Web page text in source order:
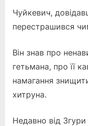
Чуйкевич,
перестрашився
Він знав про
гетьмана, про її
намагання
хитруна.
Недавно від